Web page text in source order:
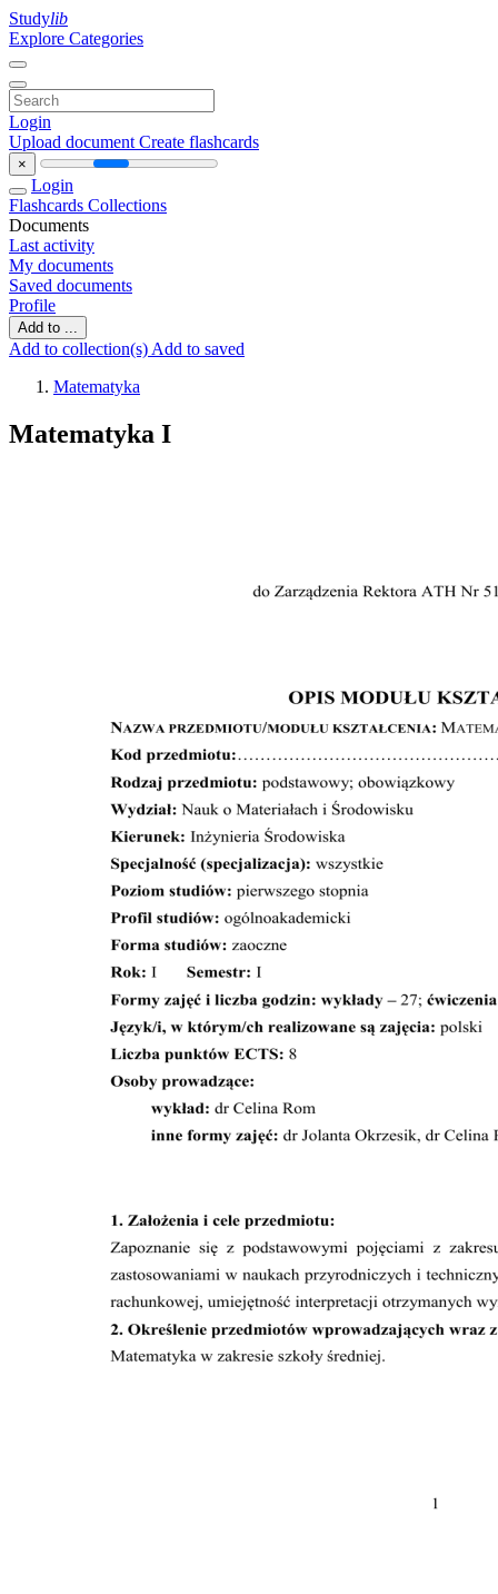
Studylib
Explore Categories
Login
Upload document Create flashcards
×
Login
Flashcards Collections
Documents
Last activity
My documents
Saved documents
Profile
Add to ...
Add to collection(s) Add to saved
Matematyka
Matematyka I